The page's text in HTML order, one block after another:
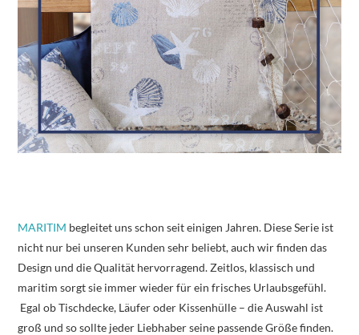
MARITIM begleitet uns schon seit einigen Jahren. Diese Serie ist
nicht nur bei unseren Kunden sehr beliebt, auch wir finden das
Design und die Qualität hervorragend. Zeitlos, klassisch und
maritim sorgt sie immer wieder für ein frisches Urlaubsgefühl.
Egal ob Tischdecke, Läufer oder Kissenhülle – die Auswahl ist
groß und so sollte jeder Liebhaber seine passende Größe finden.